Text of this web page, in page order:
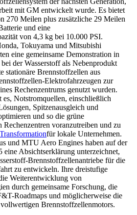
mit GM entwickelt wurde. Es bietet
270 Meilen plus zusätzliche 29 Meilen
und eine
von 4,3 kg bei 10.000 PSI.
Tokuyama und Mitsubishi
eine gemeinsame Demonstration in
der Wasserstoff als Nebenprodukt
stationäre Brennstoffzellen aus
Elektrofahrzeugen zur
Rechenzentrums genutzt wurden.
es, Notstromquellen, einschließlich
Spitzenausgleich und
und so die grüne
Rechenzentren voranzutreiben und zu
Transformationfür lokale Unternehmen.
und MTU Aero Engines haben auf der
eine Absichtserklärung unterzeichnet,
Brennstoffzellenantriebe für die
zu entwickeln. Ihre dreistufige
Weiterentwicklung von
durch gemeinsame Forschung, die
Roadmaps und möglicherweise die
Brennstoffzellenmotors.